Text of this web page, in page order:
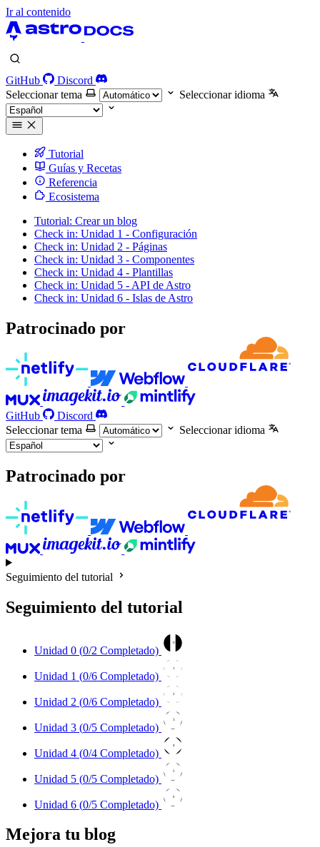
Ir al contenido
GitHub
Discord
Seleccionar tema
Seleccionar idioma
Tutorial
Guías y Recetas
Referencia
Ecosistema
Tutorial: Crear un blog
Check in: Unidad 1 - Configuración
Check in: Unidad 2 - Páginas
Check in: Unidad 3 - Componentes
Check in: Unidad 4 - Plantillas
Check in: Unidad 5 - API de Astro
Check in: Unidad 6 - Islas de Astro
Patrocinado por
GitHub
Discord
Seleccionar tema
Seleccionar idioma
Patrocinado por
Seguimiento del tutorial
Seguimiento del tutorial
Unidad 0 (0/2 Completado)
0
Unidad 1 (0/6 Completado)
1
Unidad 2 (0/6 Completado)
2
Unidad 3 (0/5 Completado)
3
Unidad 4 (0/4 Completado)
4
Unidad 5 (0/5 Completado)
5
Unidad 6 (0/5 Completado)
6
Mejora tu blog